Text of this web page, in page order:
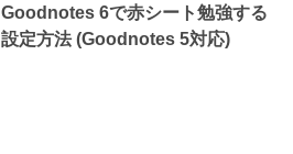
Goodnotes 6で赤シート勉強する
設定方法 (Goodnotes 5対応)